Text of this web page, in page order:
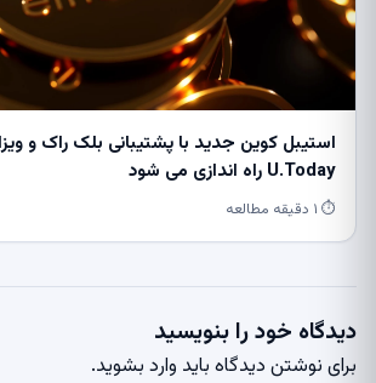
استیبل کوین جدید با پشتیبانی بلک راک و
U.Today راه اندازی می شود
⏱ ۱ دقیقه مطالعه
دیدگاه خود را بنویسید
برای نوشتن دیدگاه باید وارد بشوید.